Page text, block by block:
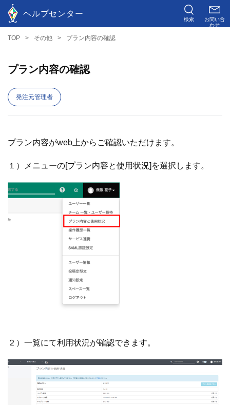
ヘルプセンター
検索
お問い合
わせ
TOP その他 プラン内容の確認
プラン内容の確認
発注元管理者
プラン内容がweb上からご確認いただけます。
１）メニューの[プラン内容と使用状況]を選択します。
２）一覧にて利用状況が確認できます。